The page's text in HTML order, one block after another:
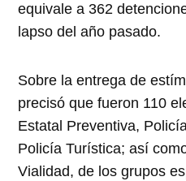
equivale a 362
lapso del año pasado.
Sobre la entrega de
precisó que fueron 110
Estatal Preventiva,
Policía Turística; así
Vialidad, de los grupos